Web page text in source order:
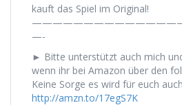
kauft das Spiel im Original!
—-
► Bitte unterstützt auch mich
wenn ihr bei Amazon über den
Keine Sorge es wird für euch
http://amzn.to/17egS7K